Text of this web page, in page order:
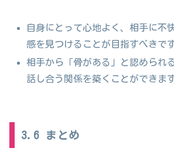
自身にとって心地よく、相手に不
感を見つけることが目指すべきです
相手から「骨がある」と認められ
話し合う関係を築くことができます
3.6 まとめ